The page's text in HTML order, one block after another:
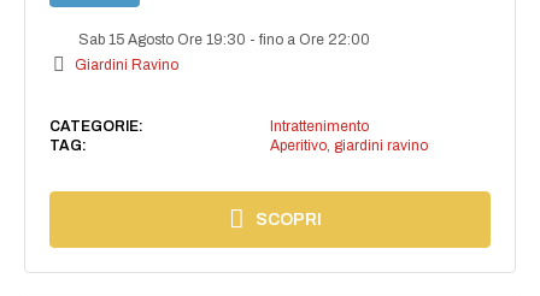
Sab 15 Agosto Ore 19:30 -fino a Ore 22:00
Giardini Ravino
CATEGORIE:
Intrattenimento
TAG:
Aperitivo, giardini ravino
SCOPRI